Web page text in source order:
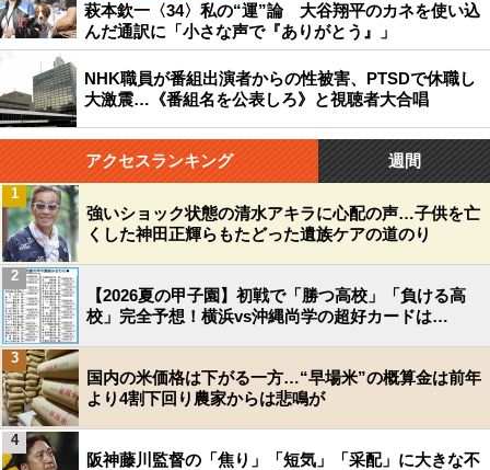
萩本欽一〈34〉私の“運”論 大谷翔平のカネを使い込
んだ通訳に「小さな声で『ありがとう』」
NHK職員が番組出演者からの性被害、PTSDで休職し
大激震…《番組名を公表しろ》と視聴者大合唱
アクセスランキング 週間
強いショック状態の清水アキラに心配の声…子供を亡
くした神田正輝らもたどった遺族ケアの道のり
1
【2026夏の甲子園】初戦で「勝つ高校」「負ける高
校」完全予想！横浜vs沖縄尚学の超好カードは…
2
国内の米価格は下がる一方…“早場米”の概算金は前年
より4割下回り農家からは悲鳴が
3
阪神藤川監督の「焦り」「短気」「采配」に大きな不
4